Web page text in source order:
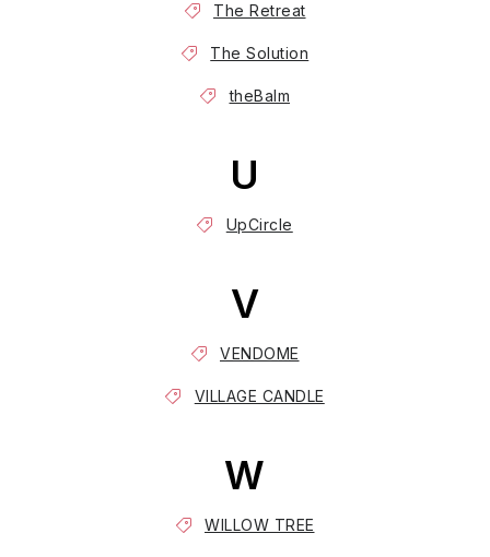
The Retreat
The Solution
theBalm
U
UpCircle
V
VENDOME
VILLAGE CANDLE
W
WILLOW TREE